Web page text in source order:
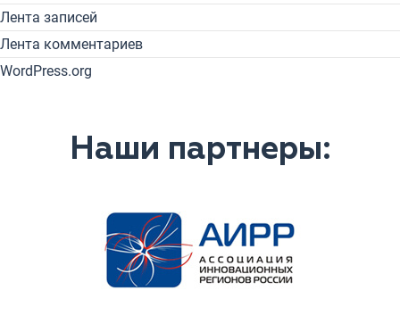
Лента записей
Лента комментариев
WordPress.org
Наши партнеры: